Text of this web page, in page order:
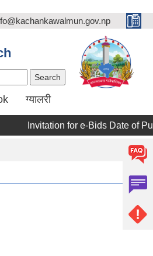
ग्यालरी
Invitation for e-Bids Date of